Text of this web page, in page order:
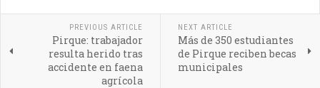
PREVIOUS ARTICLE
Pirque: trabajador
resulta herido tras
accidente en faena
agrícola
NEXT ARTICLE
Más de 350 estudiantes
de Pirque reciben becas
municipales